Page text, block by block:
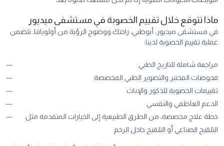
ماذا تتوقع خلال تقييم الخصوبة في مستشفى ميديور
في مستشفى ميديور، أبوظبي، راحتك ووضوح الرؤية من أولوياتنا. تتضمن
عملية تقييم الخصوبة لدينا:
مراجعة شاملة للتاريخ الطبي
فحوصات المختبر والتصوير الطبي المخصصة
تقييمات الخصوبة للذكور والإناث
الدعم العاطفي والنفسي
خطة علاج مخصصة، من الطرق الطبيعية إلى الخيارات المتقدمة مثل
التلقيح الصناعي أو التلقيح داخل الرحم